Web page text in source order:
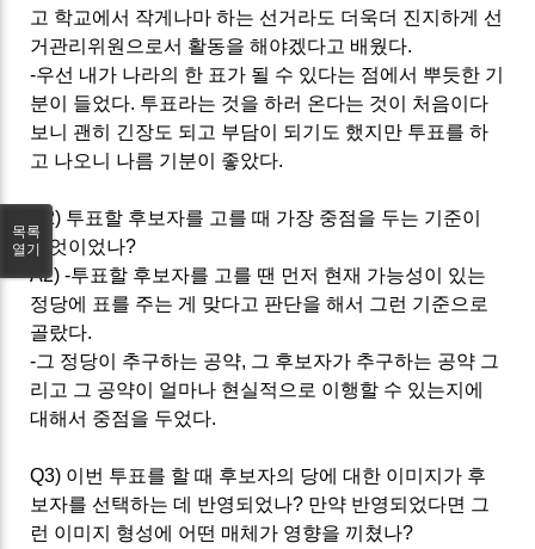
고 학교에서 작게나마 하는 선거라도 더욱더 진지하게 선
거관리위원으로서 활동을 해야겠다고 배웠다.
-우선 내가 나라의 한 표가 될 수 있다는 점에서 뿌듯한 기
분이 들었다. 투표라는 것을 하러 온다는 것이 처음이다
보니 괜히 긴장도 되고 부담이 되기도 했지만 투표를 하
고 나오니 나름 기분이 좋았다.
Q2) 투표할 후보자를 고를 때 가장 중점을 두는 기준이
무엇이었나?
A2) -투표할 후보자를 고를 땐 먼저 현재 가능성이 있는
정당에 표를 주는 게 맞다고 판단을 해서 그런 기준으로
골랐다.
-그 정당이 추구하는 공약, 그 후보자가 추구하는 공약 그
리고 그 공약이 얼마나 현실적으로 이행할 수 있는지에
대해서 중점을 두었다.
Q3) 이번 투표를 할 때 후보자의 당에 대한 이미지가 후
보자를 선택하는 데 반영되었나? 만약 반영되었다면 그
런 이미지 형성에 어떤 매체가 영향을 끼쳤나?
목록
열기